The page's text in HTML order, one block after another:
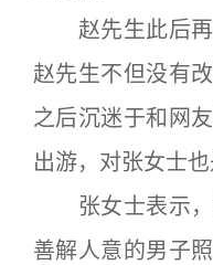
赵先生此后再
赵先生不但没有
之后沉迷于和网
出游，对张女士也
张女士表示，
善解人意的男子